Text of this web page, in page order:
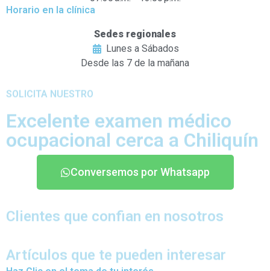
Horario en la clínica
Sedes regionales
Lunes a Sábados
Desde las 7 de la mañana
SOLICITA NUESTRO
Excelente examen médico
ocupacional cerca a Chiliquín
Conversemos por Whatsapp
Clientes que confian en nosotros
Artículos que te pueden interesar